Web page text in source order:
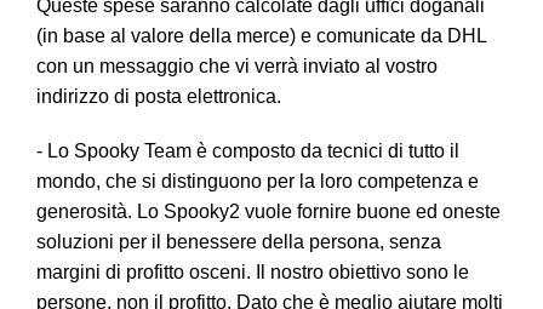
Queste spese saranno calcolate dagli uffici doganali
(in base al valore della merce) e comunicate da DHL
con un messaggio che vi verrà inviato al vostro
indirizzo di posta elettronica.
- Lo Spooky Team è composto da tecnici di tutto il
mondo, che si distinguono per la loro competenza e
generosità. Lo Spooky2 vuole fornire buone ed oneste
soluzioni per il benessere della persona, senza
margini di profitto osceni. Il nostro obiettivo sono le
persone, non il profitto. Dato che è meglio aiutare molti